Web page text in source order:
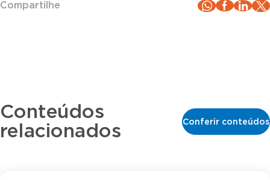
Compartilhe
Conteúdos
relacionados
Conferir conteúdos